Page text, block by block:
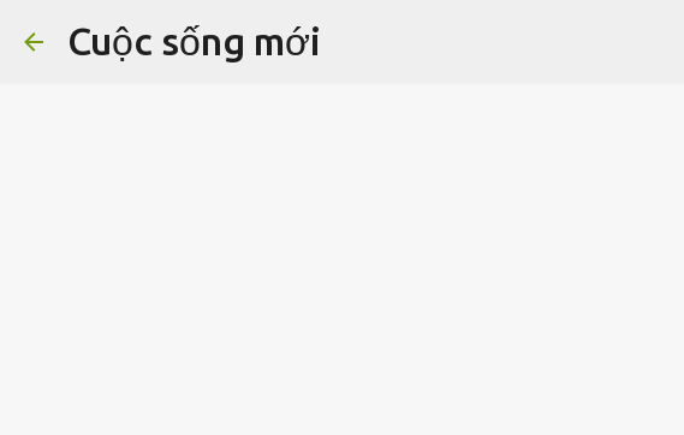
Cuộc sống mới